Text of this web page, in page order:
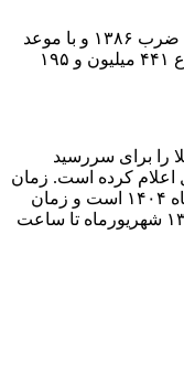
همچنین سکه نیم‌بهار آزادی (امامی) با سال ضرب ۱۳۸۶ و با موعد
تحویل ۳۰ آذرماه ماه ۱۴۰۴ به قیمت مقطوع ۴۴۱ میلیون و ۱۹۵
را برای سررسید
میلیون و ۷۵۸ هزار و ۶۱۷ ریال اعلام کرده است. زمان
برگزاری پیش فروش دوشنبه ۱۷ شهریورماه ۱۴۰۴ است و زمان
واریز وجه از ساعت ۸ روز پنج شنبه مورخ ۱۳ شهریورماه تا ساعت